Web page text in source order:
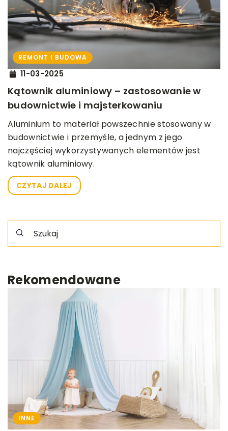
REMONT I BUDOWA
11-03-2025
Kątownik aluminiowy – zastosowanie w
budownictwie i majsterkowaniu
Aluminium to materiał powszechnie stosowany w
budownictwie i przemyśle, a jednym z jego
najczęściej wykorzystywanych elementów jest
kątownik aluminiowy.
CZYTAJ DALEJ
Rekomendowane
INNE